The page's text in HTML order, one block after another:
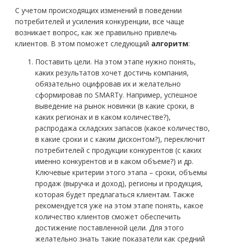
С учетом происходящих изменений в поведении
потребителей и усиления конкуренции, все чаще
возникает вопрос, как же правильно привлечь
клиентов. В этом поможет следующий алгоритм:
Поставить цели. На этом этапе нужно понять,
каких результатов хочет достичь компания,
обязательно оцифровав их и желательно
сформировав по SMARTу. Например, успешное
выведение на рынок новинки (в какие сроки, в
каких регионах и в каком количестве?),
распродажа складских запасов (какое количество,
в какие сроки и с каким дисконтом?), переключит
потребителей с продукции конкурентов (с каких
именно конкурентов и в каком объеме?) и др.
Ключевые критерии этого этапа – сроки, объемы
продаж (выручка и доход), регионы и продукция,
которая будет предлагаться клиентам. Также
рекомендуется уже на этом этапе понять, какое
количество клиентов сможет обеспечить
достижение поставленной цели. Для этого
желательно знать такие показатели как средний